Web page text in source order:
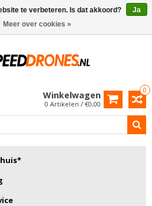
0
Winkelwagen
0 Artikelen / €0,00
te verbeteren. Is dat akkoord?
Ja
Meer over cookies »